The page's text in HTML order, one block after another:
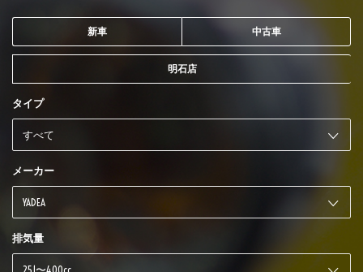
新車 中古車
明石店
タイプ
メーカー
排気量